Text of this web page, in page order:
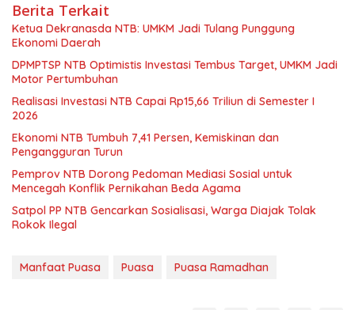
Berita Terkait
Ketua Dekranasda NTB: UMKM Jadi Tulang Punggung
Ekonomi Daerah
DPMPTSP NTB Optimistis Investasi Tembus Target, UMKM Jadi
Motor Pertumbuhan
Realisasi Investasi NTB Capai Rp15,66 Triliun di Semester I
2026
Ekonomi NTB Tumbuh 7,41 Persen, Kemiskinan dan
Pengangguran Turun
Pemprov NTB Dorong Pedoman Mediasi Sosial untuk
Mencegah Konflik Pernikahan Beda Agama
Satpol PP NTB Gencarkan Sosialisasi, Warga Diajak Tolak
Rokok Ilegal
Manfaat Puasa Puasa Puasa Ramadhan